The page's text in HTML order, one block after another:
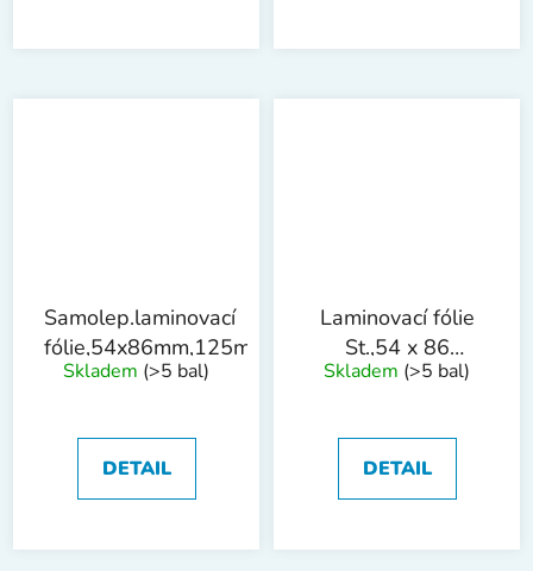
Samolep.laminovací
fólie,54x86mm,125mic,lesk,100ks
Skladem (>5 bal)
DETAIL
Laminovací fólie
St.,54 x 86
mm,125mic,lesk,100ks
Skladem (>5 bal)
DETAIL